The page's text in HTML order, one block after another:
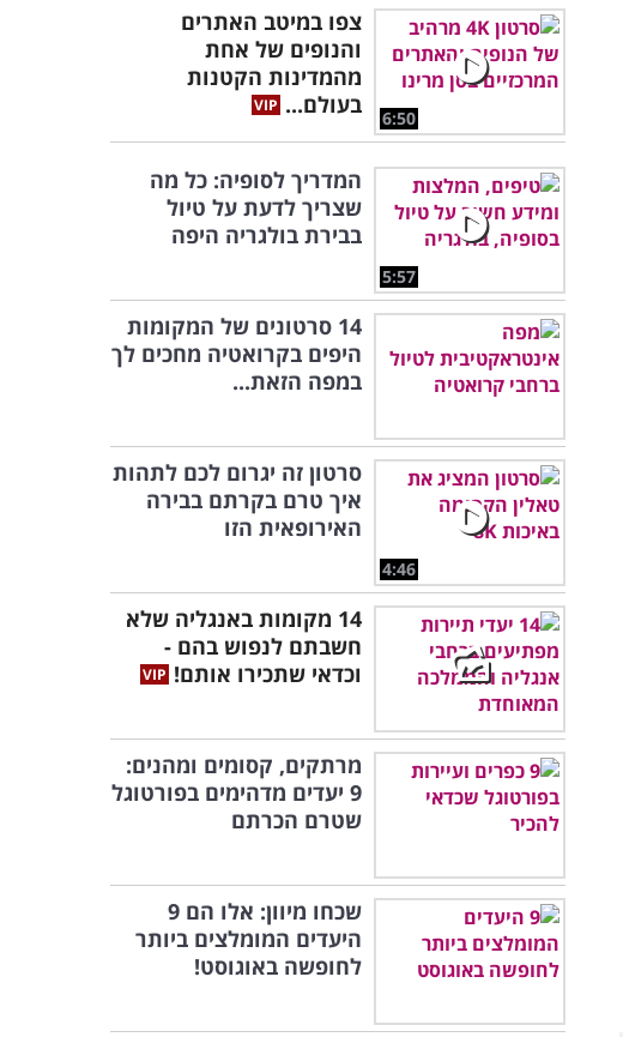
6:50
צפו במיטב האתרים
והנופים של אחת
מהמדינות הקטנות
בעולם...
5:57
המדריך לסופיה: כל מה
שצריך לדעת על טיול
בבירת בולגריה היפה
14 סרטונים של המקומות
היפים בקרואטיה מחכים לך
במפה הזאת...
4:46
סרטון זה יגרום לכם לתהות
איך טרם בקרתם בבירה
האירופאית הזו
14 מקומות באנגליה שלא
חשבתם לנפוש בהם -
וכדאי שתכירו אותם!
מרתקים, קסומים ומהנים:
9 יעדים מדהימים בפורטוגל
שטרם הכרתם
שכחו מיוון: אלו הם 9
היעדים המומלצים ביותר
לחופשה באוגוסט!